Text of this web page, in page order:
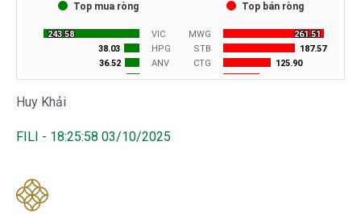
Huy Khải
FILI - 18:25:58 03/10/2025